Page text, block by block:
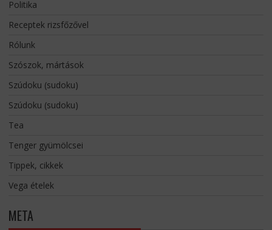
Politika
Receptek rizsfőzővel
Rólunk
Szószok, mártások
Szúdoku (sudoku)
Szúdoku (sudoku)
Tea
Tenger gyümölcsei
Tippek, cikkek
Vega ételek
META